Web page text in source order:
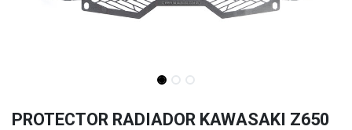
PROTECTOR RADIADOR KAWASAKI Z650